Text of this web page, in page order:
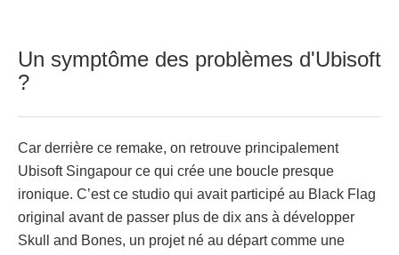
Un symptôme des problèmes d'Ubisoft
?
Car derrière ce remake, on retrouve principalement
Ubisoft Singapour ce qui crée une boucle presque
ironique. C’est ce studio qui avait participé au Black Flag
original avant de passer plus de dix ans à développer
Skull and Bones, un projet né au départ comme une